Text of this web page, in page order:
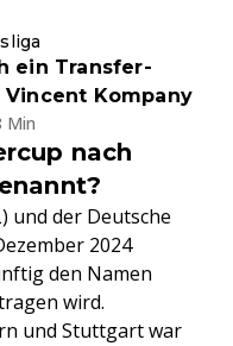
ein Transfer-
Vincent Kompany
Min
nach
und der Deutsche
2024
den Namen
wird.
und Stuttgart war